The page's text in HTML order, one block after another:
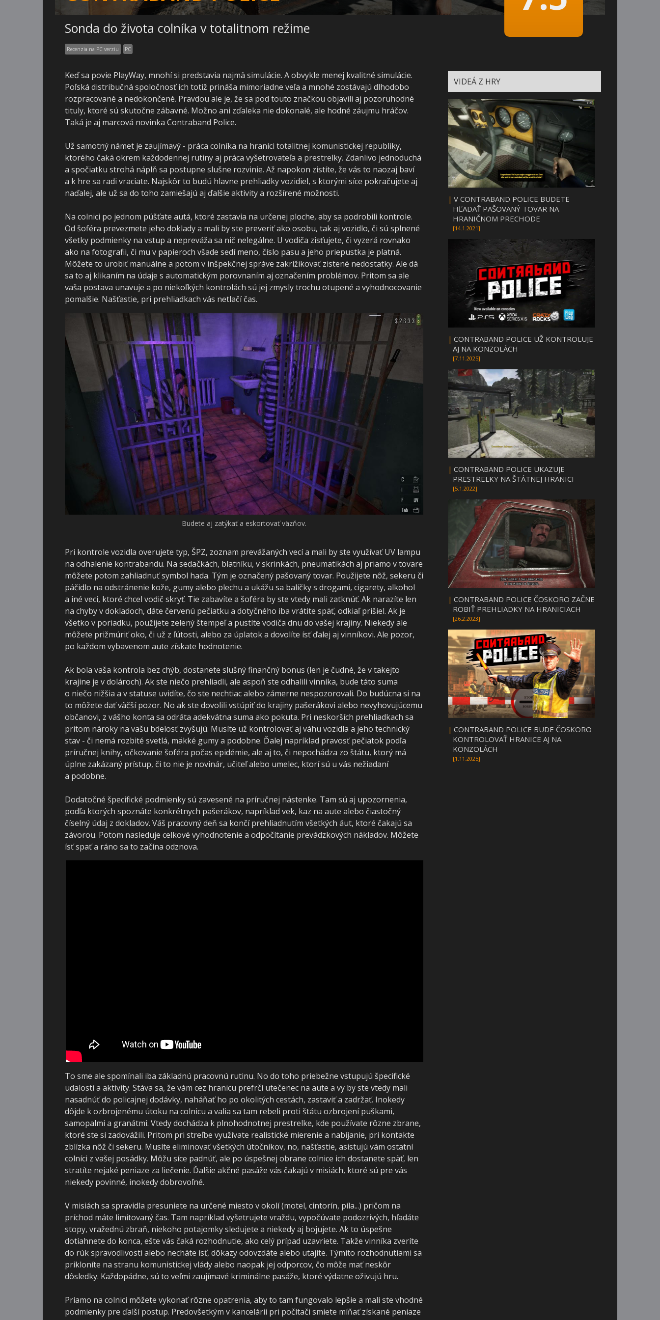
Sonda do života colníka v totalitnom režime
Recenzia na PC verziu PC
Keď sa povie PlayWay, mnohí si predstavia najmä simulácie. A obvykle menej kvalitné simulácie.
Poľská distribučná spoločnosť ich totiž prináša mimoriadne veľa a mnohé zostávajú dlhodobo
rozpracované a nedokončené. Pravdou ale je, že sa pod touto značkou objavili aj pozoruhodné
tituly, ktoré sú skutočne zábavné. Možno ani zďaleka nie dokonalé, ale hodné záujmu hráčov.
Taká je aj marcová novinka Contraband Police.
Už samotný námet je zaujímavý - práca colníka na hranici totalitnej komunistickej republiky,
ktorého čaká okrem každodennej rutiny aj práca vyšetrovateľa a prestrelky. Zdanlivo jednoduchá
a spočiatku strohá náplň sa postupne slušne rozvinie. Až napokon zistíte, že vás to naozaj baví
a k hre sa radi vraciate. Najskôr to budú hlavne prehliadky vozidiel, s ktorými síce pokračujete aj
naďalej, ale už sa do toho zamiešajú aj ďalšie aktivity a rozšírené možnosti.
Na colnici po jednom púšťate autá, ktoré zastavia na určenej ploche, aby sa podrobili kontrole.
Od šoféra prevezmete jeho doklady a mali by ste preveriť ako osobu, tak aj vozidlo, či sú splnené
všetky podmienky na vstup a nepreváža sa nič nelegálne. U vodiča zisťujete, či vyzerá rovnako
ako na fotografii, či mu v papieroch všade sedí meno, číslo pasu a jeho priepustka je platná.
Môžete to urobiť manuálne a potom v inšpekčnej správe zakrížikovať zistené nedostatky. Ale dá
sa to aj klikaním na údaje s automatickým porovnaním aj označením problémov. Pritom sa ale
vaša postava unavuje a po niekoľkých kontrolách sú jej zmysly trochu otupené a vyhodnocovanie
pomalšie. Našťastie, pri prehliadkach vás netlačí čas.
Budete aj zatýkať a eskortovať väzňov.
Pri kontrole vozidla overujete typ, ŠPZ, zoznam prevážaných vecí a mali by ste využívať UV lampu
na odhalenie kontrabandu. Na sedačkách, blatníku, v skrinkách, pneumatikách aj priamo v tovare
môžete potom zahliadnuť symbol hada. Tým je označený pašovaný tovar. Použijete nôž, sekeru či
páčidlo na odstránenie kože, gumy alebo plechu a ukážu sa balíčky s drogami, cigarety, alkohol
a iné veci, ktoré chcel vodič skryť. Tie zabavíte a šoféra by ste vtedy mali zatknúť. Ak narazíte len
na chyby v dokladoch, dáte červenú pečiatku a dotyčného iba vrátite späť, odkiaľ prišiel. Ak je
všetko v poriadku, použijete zelený štempeľ a pustíte vodiča dnu do vašej krajiny. Niekedy ale
môžete prižmúriť oko, či už z ľútosti, alebo za úplatok a dovolíte ísť ďalej aj vinníkovi. Ale pozor,
po každom vybavenom aute získate hodnotenie.
Ak bola vaša kontrola bez chýb, dostanete slušný finančný bonus (len je čudné, že v takejto
krajine je v dolároch). Ak ste niečo prehliadli, ale aspoň ste odhalili vinníka, bude táto suma
o niečo nižšia a v statuse uvidíte, čo ste nechtiac alebo zámerne nespozorovali. Do budúcna si na
to môžete dať väčší pozor. No ak ste dovolili vstúpiť do krajiny pašerákovi alebo nevyhovujúcemu
občanovi, z vášho konta sa odráta adekvátna suma ako pokuta. Pri neskorších prehliadkach sa
pritom nároky na vašu bdelosť zvyšujú. Musíte už kontrolovať aj váhu vozidla a jeho technický
stav - či nemá rozbité svetlá, mäkké gumy a podobne. Ďalej napríklad pravosť pečiatok podľa
príručnej knihy, očkovanie šoféra počas epidémie, ale aj to, či nepochádza zo štátu, ktorý má
úplne zakázaný prístup, či to nie je novinár, učiteľ alebo umelec, ktorí sú u vás nežiadaní
a podobne.
Dodatočné špecifické podmienky sú zavesené na príručnej nástenke. Tam sú aj upozornenia,
podľa ktorých spoznáte konkrétnych pašerákov, napríklad vek, kaz na aute alebo čiastočný
číselný údaj z dokladov. Váš pracovný deň sa končí prehliadnutím všetkých áut, ktoré čakajú sa
závorou. Potom nasleduje celkové vyhodnotenie a odpočítanie prevádzkových nákladov. Môžete
ísť spať a ráno sa to začína odznova.
To sme ale spomínali iba základnú pracovnú rutinu. No do toho priebežne vstupujú špecifické
udalosti a aktivity. Stáva sa, že vám cez hranicu prefrčí utečenec na aute a vy by ste vtedy mali
nasadnúť do policajnej dodávky, naháňať ho po okolitých cestách, zastaviť a zadržať. Inokedy
dôjde k ozbrojenému útoku na colnicu a valia sa tam rebeli proti štátu ozbrojení puškami,
samopalmi a granátmi. Vtedy dochádza k plnohodnotnej prestrelke, kde používate rôzne zbrane,
ktoré ste si zadovážili. Pritom pri streľbe využívate realistické mierenie a nabíjanie, pri kontakte
zblízka nôž či sekeru. Musíte eliminovať všetkých útočníkov, no, našťastie, asistujú vám ostatní
colníci z vašej posádky. Môžu síce padnúť, ale po úspešnej obrane colnice ich dostanete späť, len
stratíte nejaké peniaze za liečenie. Ďalšie akčné pasáže vás čakajú v misiách, ktoré sú pre vás
niekedy povinné, inokedy dobrovoľné.
V misiách sa spravidla presuniete na určené miesto v okolí (motel, cintorín, píla...) pričom na
príchod máte limitovaný čas. Tam napríklad vyšetrujete vraždu, vypočúvate podozrivých, hľadáte
stopy, vražednú zbraň, niekoho potajomky sledujete a niekedy aj bojujete. Ak to úspešne
dotiahnete do konca, ešte vás čaká rozhodnutie, ako celý prípad uzavriete. Takže vinníka zveríte
do rúk spravodlivosti alebo necháte ísť, dôkazy odovzdáte alebo utajíte. Týmito rozhodnutiami sa
prikloníte na stranu komunistickej vlády alebo naopak jej odporcov, čo môže mať neskôr
dôsledky. Každopádne, sú to veľmi zaujímavé kriminálne pasáže, ktoré výdatne oživujú hru.
Priamo na colnici môžete vykonať rôzne opatrenia, aby to tam fungovalo lepšie a mali ste vhodné
podmienky pre ďalší postup. Predovšetkým v kancelárii pri počítači smiete míňať získané peniaze
VIDEÁ Z HRY
| V CONTRABAND POLICE BUDETE
HĽADAŤ PAŠOVANÝ TOVAR NA
HRANIČNOM PRECHODE
[14.1.2021]
| CONTRABAND POLICE UŽ KONTROLUJE
AJ NA KONZOLÁCH
[7.11.2025]
| CONTRABAND POLICE UKAZUJE
PRESTRELKY NA ŠTÁTNEJ HRANICI
[5.1.2022]
| CONTRABAND POLICE ČOSKORO ZAČNE
ROBIŤ PREHLIADKY NA HRANICIACH
[26.2.2023]
| CONTRABAND POLICE BUDE ČOSKORO
KONTROLOVAŤ HRANICE AJ NA
KONZOLÁCH
[1.11.2025]